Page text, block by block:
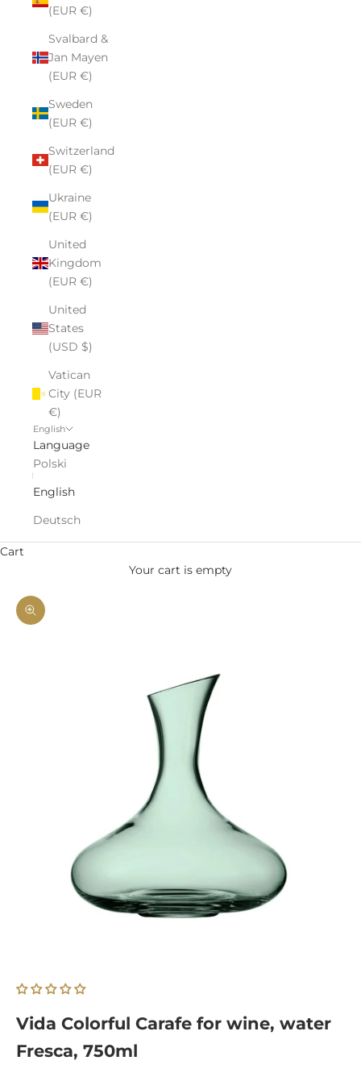
(EUR €)
Svalbard &
Jan Mayen
(EUR €)
Sweden
(EUR €)
Switzerland
(EUR €)
Ukraine
(EUR €)
United
Kingdom
(EUR €)
United
States
(USD $)
Vatican
City (EUR
€)
English
Language
Polski
English
Deutsch
Cart
Your cart is empty
Zoom picture
Vida Colorful Carafe for wine, water
Fresca, 750ml